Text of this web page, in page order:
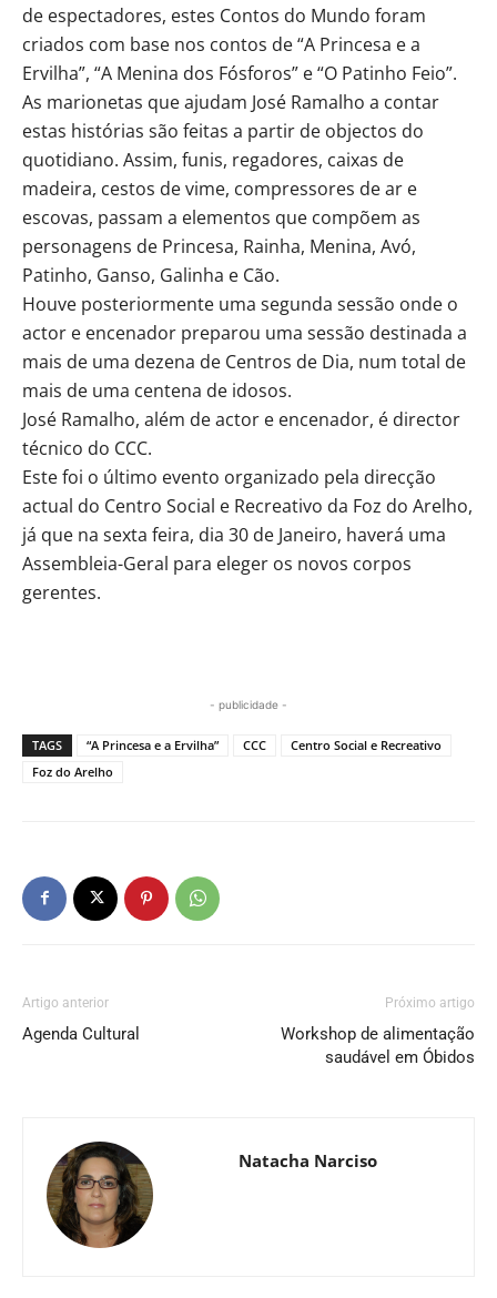
de espectadores, estes Contos do Mundo foram
criados com base nos contos de “A Princesa e a
Ervilha”, “A Menina dos Fósforos” e “O Patinho Feio”.
As marionetas que ajudam José Ramalho a contar
estas histórias são feitas a partir de objectos do
quotidiano. Assim, funis, regadores, caixas de
madeira, cestos de vime, compressores de ar e
escovas, passam a elementos que compõem as
personagens de Princesa, Rainha, Menina, Avó,
Patinho, Ganso, Galinha e Cão.
Houve posteriormente uma segunda sessão onde o
actor e encenador preparou uma sessão destinada a
mais de uma dezena de Centros de Dia, num total de
mais de uma centena de idosos.
José Ramalho, além de actor e encenador, é director
técnico do CCC.
Este foi o último evento organizado pela direcção
actual do Centro Social e Recreativo da Foz do Arelho,
já que na sexta feira, dia 30 de Janeiro, haverá uma
Assembleia-Geral para eleger os novos corpos
gerentes.
- publicidade -
TAGS “A Princesa e a Ervilha” CCC
Centro Social e Recreativo
Foz do Arelho
Artigo anterior
Agenda Cultural
Próximo artigo
Workshop de alimentação
saudável em Óbidos
Natacha Narciso